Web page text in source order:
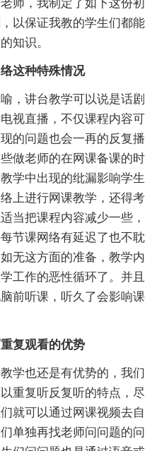
师，我制定了如下这份初
以保证我教的学生们都能
知识。
这种特殊情况
，讲台教学可以说是话剧
视直播，不仅课程内容可
的问题也会一再的反复播
做老师的在网课备课的时
学中出现的纰漏影响学生
上进行网课教学，还得考
当把课程内容减少一些，
节课网络有延迟了也不耽
无这方面的准备，教学内
工作的恶性循环了。并且
前听课，听久了会影响课
复观看的优势
学也还是有优势的，我们
重复听反复听的特点，尽
就可以通过网课视频去自
单独再找老师问问题的问